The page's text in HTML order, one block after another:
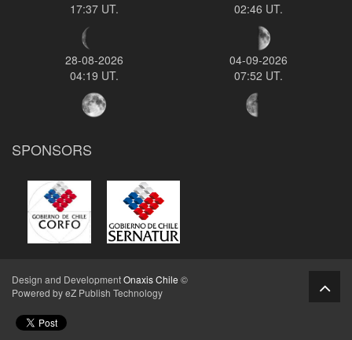
17:37 UT.
02:46 UT.
28-08-2026
04:19 UT.
04-09-2026
07:52 UT.
SPONSORS
Design and DevelopmentOnaxis Chile ©
Powered by eZ Publish Technology